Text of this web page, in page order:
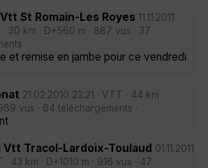
Vtt St Romain-Les Royes 11.11.2011
· 30 km · D+560 m · 887 vus · 37
·
et remise en jambe pour ce vendredi
21.02.2010 23:21 · VTT · 44 km ·
vus · 64 téléchargements ·
Vtt Tracol-Lardoix-Toulaud 01.11.2011
43 km · D+1010 m · 916 vus · 47